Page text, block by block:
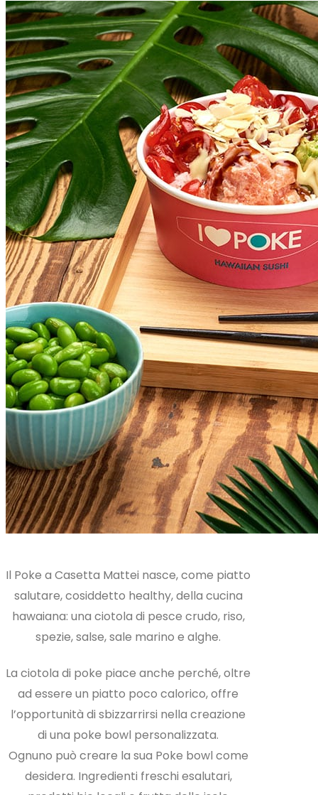
Il Poke a Casetta Mattei nasce, come piatto
salutare, cosiddetto healthy, della cucina
hawaiana: una ciotola di pesce crudo, riso,
spezie, salse, sale marino e alghe.
La ciotola di poke piace anche perché, oltre
ad essere un piatto poco calorico, offre
l’opportunità di sbizzarrirsi nella creazione
di una poke bowl personalizzata.
Ognuno può creare la sua Poke bowl come
desidera. Ingredienti freschi esalutari,